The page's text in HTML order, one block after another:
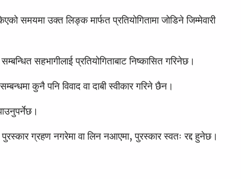
समयमा उक्त लिङ्क मार्फत प्रतियोगितामा जोडिने जिम्मेवारी
सहभागीलाई प्रतियोगिताबाट निष्कासित गरिनेछ।
कुनै पनि विवाद वा दाबी स्वीकार गरिने छैन।
ग्रहण नगरेमा वा लिन नआएमा, पुरस्कार स्वतः रद्द हुनेछ।